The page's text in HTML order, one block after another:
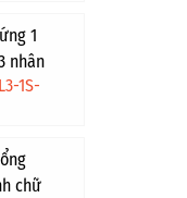
1
nhân
1S-
chữ